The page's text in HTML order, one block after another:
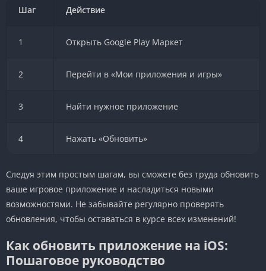
Шаг Действие
1 Открыть Google Play Маркет
2 Перейти в «Мои приложения и игры»
3 Найти нужное приложение
4 Нажать «Обновить»
Следуя этим простым шагам, вы сможете без труда обновить
ваше игровое приложение и насладиться новыми
возможностями. Не забывайте регулярно проверять
обновления, чтобы оставаться в курсе всех изменений!
Как обновить приложение на iOS:
Пошаговое руководство